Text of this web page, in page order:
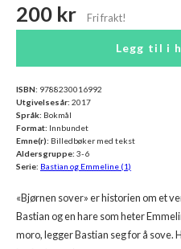
200 kr
Legg til i
«Bjørnen sover» er historien om et
Bastian og en hare som heter
moro, legger Bastian seg for å sove.
ISBN: 9788230016992
Utgivelsesår: 2017
Språk: Bokmål
Format: Innbundet
Emne(r): Billedbøker med tekst
Aldersgruppe: 3-6
Serie: Bastian og Emmeline (1)